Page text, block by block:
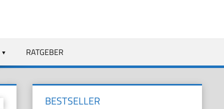
RATGEBER
BESTSELLER